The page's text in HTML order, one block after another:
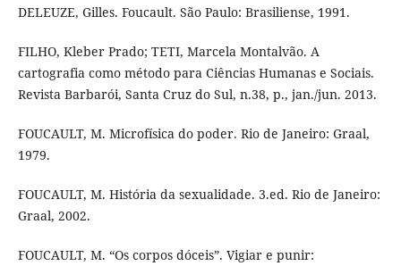
DELEUZE, Gilles. Foucault. São Paulo: Brasiliense, 1991.
FILHO, Kleber Prado; TETI, Marcela Montalvão. A
cartografia como método para Ciências Humanas e Sociais.
Revista Barbarói, Santa Cruz do Sul, n.38, p., jan./jun. 2013.
FOUCAULT, M. Microfísica do poder. Rio de Janeiro: Graal,
1979.
FOUCAULT, M. História da sexualidade. 3.ed. Rio de Janeiro:
Graal, 2002.
FOUCAULT, M. “Os corpos dóceis”. Vigiar e punir: